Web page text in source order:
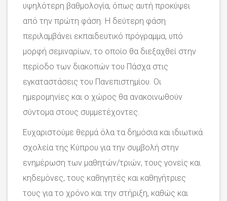
υψηλότερη βαθμολογία, όπως αυτή προκύψει
από την πρώτη φάση. Η δεύτερη φάση
περιλαμβάνει εκπαιδευτικό πρόγραμμα, υπό
μορφή σεμιναρίων, το οποίο θα διεξαχθεί στην
περίοδο των διακοπών του Πάσχα στις
εγκαταστάσεις του Πανεπιστημίου. Οι
ημερομηνίες και ο χώρος θα ανακοινωθούν
σύντομα στους συμμετέχοντες.
Ευχαριστούμε θερμά όλα τα δημόσια και ιδιωτικά
σχολεία της Κύπρου για την συμβολή στην
ενημέρωση των μαθητών/τριών, τους γονείς και
κηδεμόνες, τους καθηγητές και καθηγήτριες
τους για το χρόνο και την στήριξη, καθώς και